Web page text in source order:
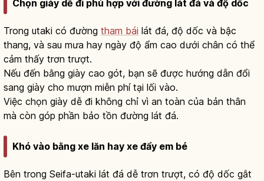
Chọn giày dễ đi phù hợp với đường lát đá và độ dốc
Trong utaki có đường tham bái lát đá, độ dốc và bậc
thang, và sau mưa hay ngày độ ẩm cao dưới chân có thể
cảm thấy trơn trượt.
Nếu đến bằng giày cao gót, bạn sẽ được hướng dẫn đổi
sang giày cho mượn miễn phí tại lối vào.
Việc chọn giày dễ đi không chỉ vì an toàn của bản thân
mà còn góp phần bảo tồn đường lát đá.
Khó vào bằng xe lăn hay xe đẩy em bé
Bên trong Seifa-utaki lát đá dễ trơn trượt, có độ dốc gắt